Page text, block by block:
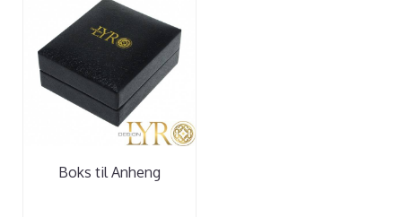
Boks til Anheng